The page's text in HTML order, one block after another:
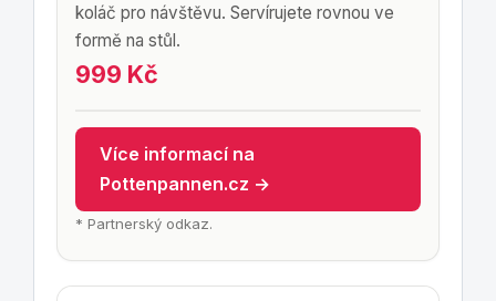
koláč pro návštěvu. Servírujete rovnou ve
formě na stůl.
999 Kč
Více informací na
Pottenpannen.cz →
* Partnerský odkaz.